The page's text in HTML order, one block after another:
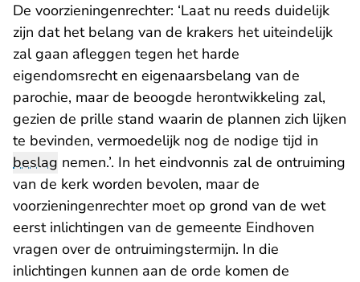
De voorzieningenrechter: ‘Laat nu reeds duidelijk
zijn dat het belang van de krakers het uiteindelijk
zal gaan afleggen tegen het harde
eigendomsrecht en eigenaarsbelang van de
parochie, maar de beoogde herontwikkeling zal,
gezien de prille stand waarin de plannen zich lijken
te bevinden, vermoedelijk nog de nodige tijd in
beslag nemen.’. In het eindvonnis zal de ontruiming
van de kerk worden bevolen, maar de
voorzieningenrechter moet op grond van de wet
eerst inlichtingen van de gemeente Eindhoven
vragen over de ontruimingstermijn. In die
inlichtingen kunnen aan de orde komen de